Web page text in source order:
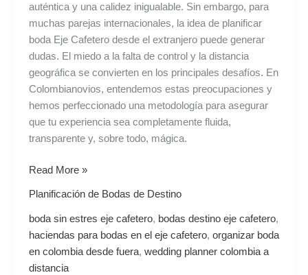
auténtica y una calidez inigualable. Sin embargo, para
muchas parejas internacionales, la idea de planificar
boda Eje Cafetero desde el extranjero puede generar
dudas. El miedo a la falta de control y la distancia
geográfica se convierten en los principales desafíos. En
Colombianovios, entendemos estas preocupaciones y
hemos perfeccionado una metodología para asegurar
que tu experiencia sea completamente fluida,
transparente y, sobre todo, mágica.
Read More »
Planificación de Bodas de Destino
boda sin estres eje cafetero, bodas destino eje cafetero,
haciendas para bodas en el eje cafetero, organizar boda
en colombia desde fuera, wedding planner colombia a
distancia